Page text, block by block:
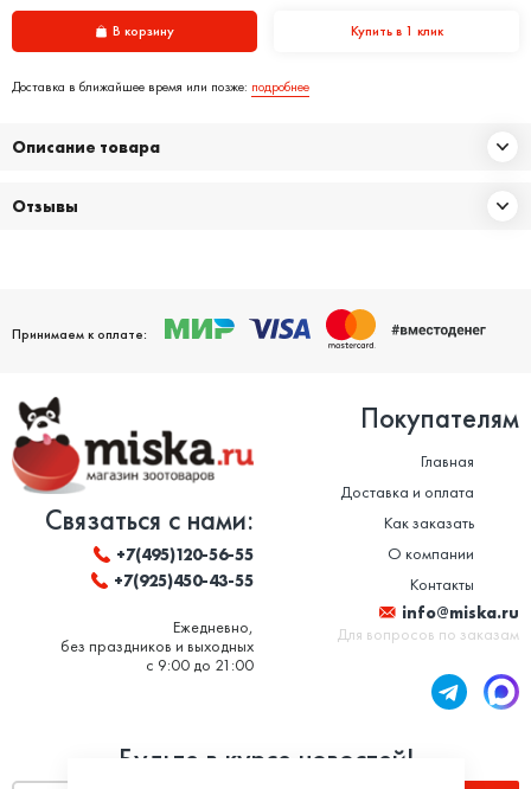
В корзину Купить в 1 клик
Доставка в ближайшее время или позже: подробнее
Описание товара
Отзывы
Принимаем к оплате:
Связаться с нами:
+7(495)120-56-55
+7(925)450-43-55
Ежедневно,
без праздников и выходных
с 9:00 до 21:00
Покупателям
Главная
Доставка и оплата
Как заказать
О компании
Контакты
info@miska.ru
Для вопросов по заказам
Будьте в курсе новостей!